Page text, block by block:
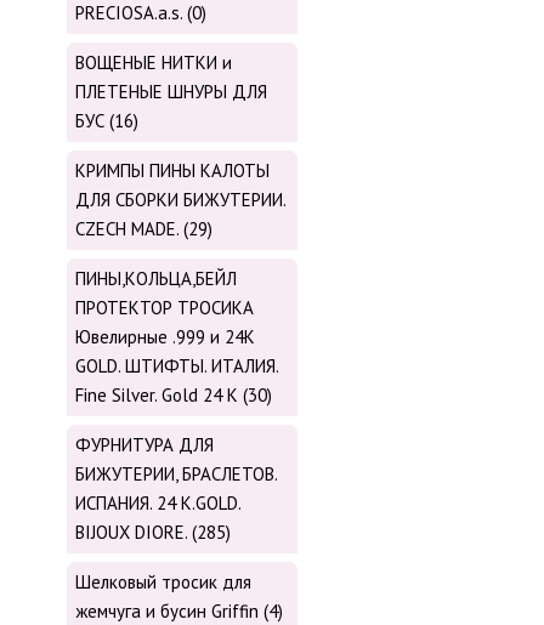
PRECIOSA.a.s. (0)
ВОЩЕНЫЕ НИТКИ и
ПЛЕТЕНЫЕ ШНУРЫ ДЛЯ
БУС (16)
КРИМПЫ ПИНЫ КАЛОТЫ
ДЛЯ СБОРКИ БИЖУТЕРИИ.
CZECH MADE. (29)
ПИНЫ,КОЛЬЦА,БЕЙЛ
ПРОТЕКТОР ТРОСИКА
Ювелирные .999 и 24К
GOLD. ШТИФТЫ. ИТАЛИЯ.
Fine Silver. Gold 24 K (30)
ФУРНИТУРА ДЛЯ
БИЖУТЕРИИ, БРАСЛЕТОВ.
ИСПАНИЯ. 24 K.GOLD.
BIJOUX DIORE. (285)
Шелковый тросик для
жемчуга и бусин Griffin (4)